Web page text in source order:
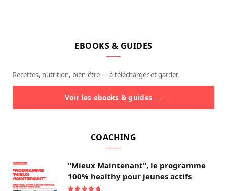
EBOOKS & GUIDES
Recettes, nutrition, bien-être — à télécharger et garder.
Voir les ebooks & guides →
COACHING
"Mieux Maintenant", le programme
100% healthy pour jeunes actifs